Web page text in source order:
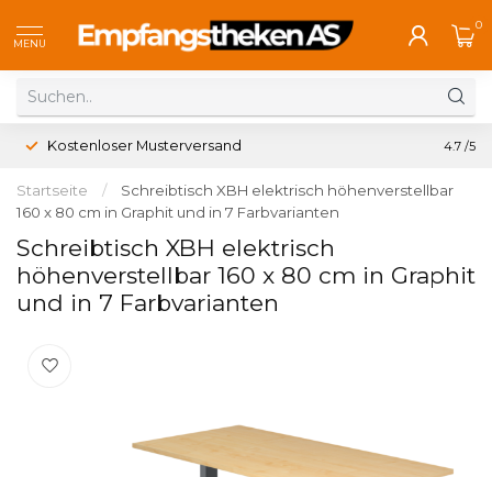
MENU
0
Kostenloser Musterversand 4.7 /5
Startseite /
Schreibtisch XBH elektrisch höhenverstellbar
160 x 80 cm in Graphit und in 7 Farbvarianten
Schreibtisch XBH elektrisch
höhenverstellbar 160 x 80 cm in Graphit
und in 7 Farbvarianten